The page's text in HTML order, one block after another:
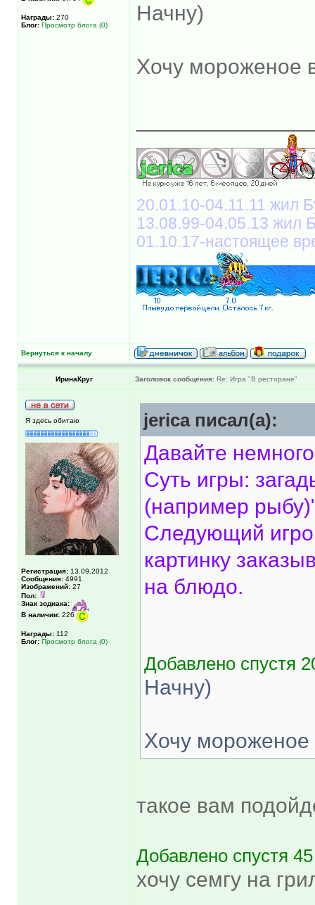
Награды: 270
Блог: Просмотр блога (0)
Начну)
Хочу мороженое
20.01.10-04.11.11 жил
13.08.99-04.05.13 жил
01.10.17-настоящее
Вернуться к началу
ИринаКруг Заголовок сообщения: Re: Игра "В ресторане"
Я здесь обитаю
Регистрация: 13.09.2012
Сообщения: 4991
Изображений: 27
Пол:
Знак зодиака:
В наличии: 226
Награды: 112
Блог: Просмотр блога (0)
jerica писал(а):
Давайте
Суть игры:
(например
Следующий
картинку
на блюдо.
Добавлено спустя
Начну)
Хочу мороженое
такое вам
Добавлено спустя
хочу семгу на